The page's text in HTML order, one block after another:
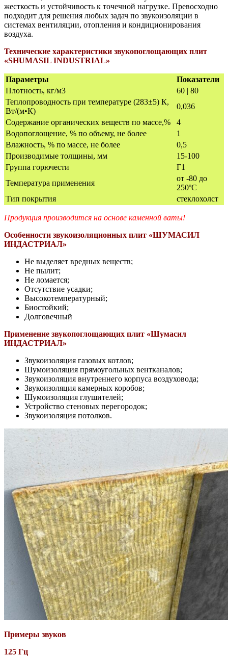
жесткость и устойчивость к точечной нагрузке. Превосходно
подходит для решения любых задач по звукоизоляции в
системах вентиляции, отопления и кондиционирования
воздуха.
Технические характеристики звукопоглощающих плит
«SHUMASIL INDUSTRIAL»
Параметры
Показатели
Плотность, кг/м3
60 | 80
Теплопроводность при температуре (283±5) К,
Вт/(м•К)
0,036
Содержание органических веществ по массе,%
4
Водопоглощение, % по объему, не более
1
Влажность, % по массе, не более
0,5
Производимые толщины, мм
15-100
Группа горючести
Г1
Температура применения
от -80 до
250ºС
Тип покрытия
стеклохолст
Продукция производится на основе каменной ваты!
Особенности звукоизоляционных плит «ШУМАСИЛ
ИНДАСТРИАЛ»
Не выделяет вредных веществ;
Не пылит;
Не ломается;
Отсутствие усадки;
Высокотемпературный;
Биостойкий;
Долговечный
Применение звукопоглощающих плит «Шумасил
ИНДАСТРИАЛ»
Звукоизоляция газовых котлов;
Шумоизоляция прямоугольных вентканалов;
Звукоизоляция внутреннего корпуса воздуховода;
Звукоизоляция камерных коробов;
Шумоизоляция глушителей;
Устройство стеновых перегородок;
Звукоизоляция потолков.
Примеры звуков
125 Гц